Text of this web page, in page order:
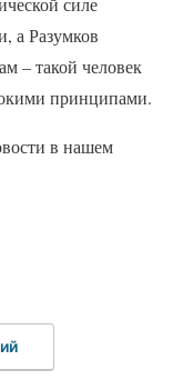
а Разумков
– такой человек
принципами.
в нашем